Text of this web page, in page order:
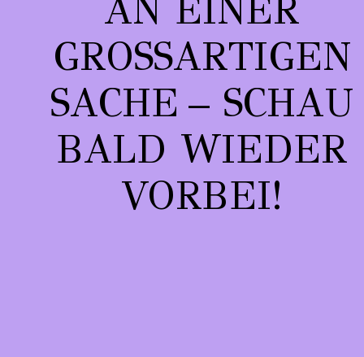
AN EINER
GROSSARTIGEN S
ACHE – SCHAU B
ALD WIEDER V
ORBEI!